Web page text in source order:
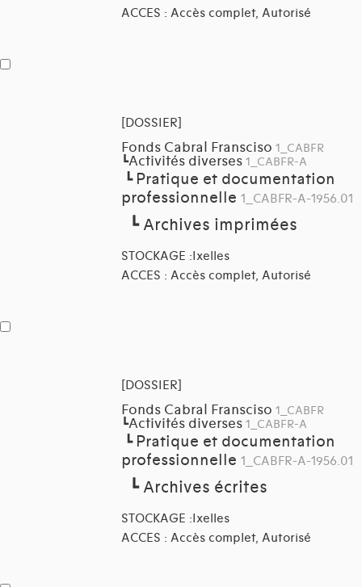
ACCES : Accès complet, Autorisé
[DOSSIER]
Fonds Cabral Fransciso 1_CABFR
┗Activités diverses 1_CABFR-A
┗ Pratique et documentation
professionnelle 1_CABFR-A-1956.01
┗Archives imprimées
STOCKAGE :Ixelles
ACCES : Accès complet, Autorisé
[DOSSIER]
Fonds Cabral Fransciso 1_CABFR
┗Activités diverses 1_CABFR-A
┗ Pratique et documentation
professionnelle 1_CABFR-A-1956.01
┗Archives écrites
STOCKAGE :Ixelles
ACCES : Accès complet, Autorisé